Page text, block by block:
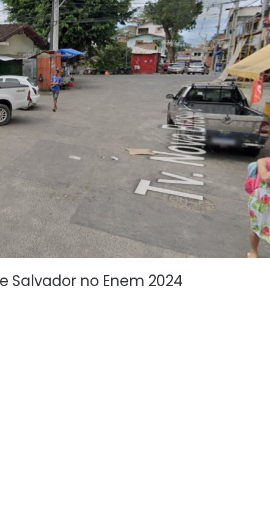
Salvador no Enem 2024